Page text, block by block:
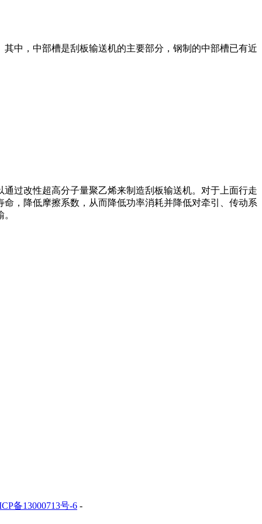
中，中部槽是刮板输送机的主要部分，钢制的中部槽已有近
过改性超高分子量聚乙烯来制造刮板输送机。对于上面行走
，降低摩擦系数，从而降低功率消耗并降低对牵引、传动系
备13000713号-6 -